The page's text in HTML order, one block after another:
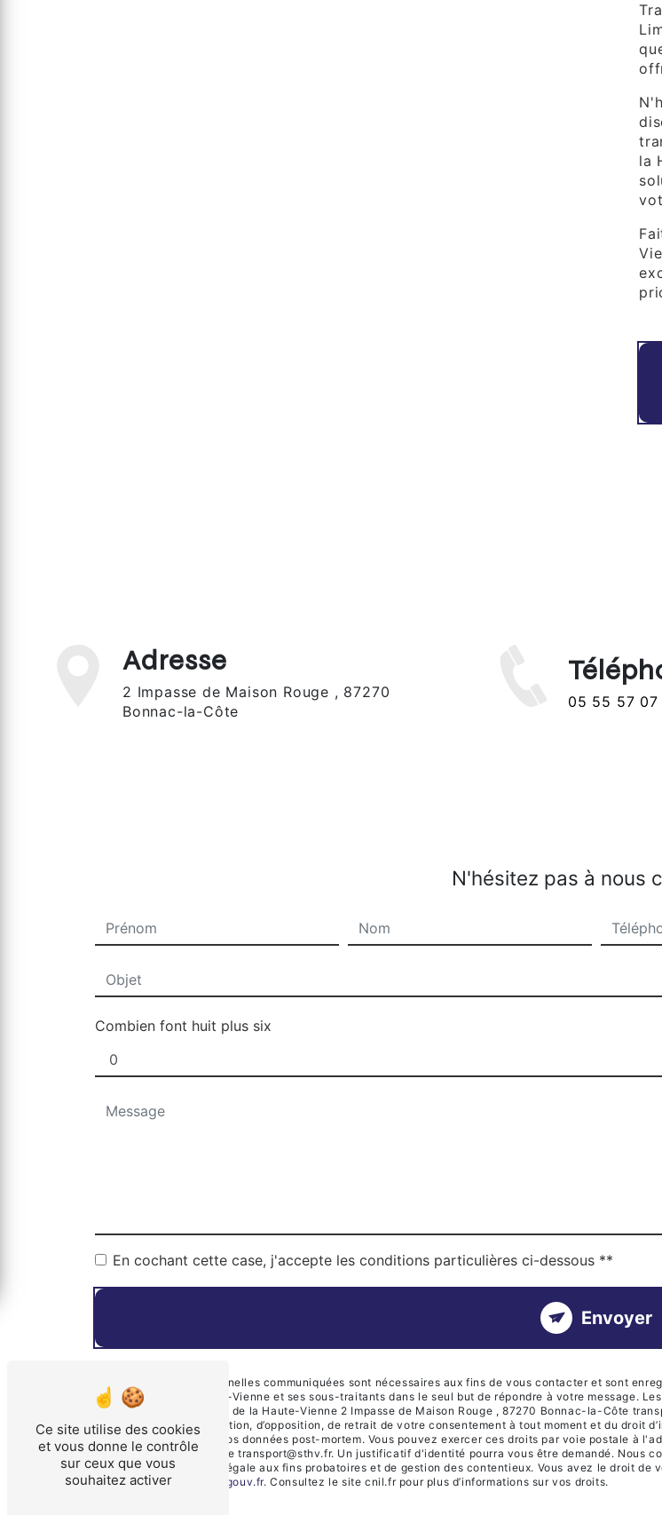
la
Adresse
2 Impasse de Maison Rouge , 87270
Bonnac-la-Côte
05 55 57 07
N'hésitez pas à nous
Combien font huit plus six
En cochant cette case, j'accepte les conditions particulières ci-dessous **
Envoyer
** Les données personnelles communiquées sont nécessaires aux fins de vous contacter et sont
Transports de la Haute-Vienne et ses sous-traitants dans le seul but de répondre à votre message.
Société des Transports de la Haute-Vienne 2 Impasse de Maison Rouge , 87270 Bonnac-la-Côte
de portabilité, de limitation, d’opposition, de retrait de votre consentement à tout moment et du droit
d’organiser le sort de vos données post-mortem. Vous pouvez exercer ces droits par voie postale à
électronique à l'adresse transport@sthv.fr. Un justificatif d'identité pourra vous être demandé. Nous
durée de prescription légale aux fins probatoires et de gestion des contentieux. Vous avez le droit
cette adresse:
Bloctel.gouv.fr. Consultez le site cnil.fr pour plus d’informations sur vos droits.
Ce site utilise des cookies
et vous donne le contrôle
sur ceux que vous
souhaitez activer